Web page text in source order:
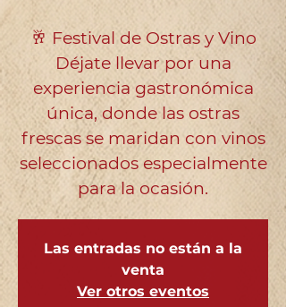
🥂 Festival de Ostras y Vino
Déjate llevar por una
experiencia gastronómica
única, donde las ostras
frescas se maridan con vinos
seleccionados especialmente
Las entradas no están a la
venta
Ver otros eventos